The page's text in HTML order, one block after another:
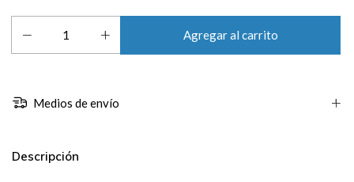
Medios de envío
Descripción